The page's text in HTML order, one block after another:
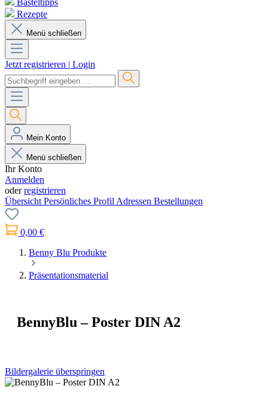
Basteltipps
Rezepte
Menü schließen
Jetzt registrieren | Login
Mein Konto
Menü schließen
Ihr Konto
Anmelden
oderregistrieren
Übersicht Persönliches Profil Adressen Bestellungen
0,00 €
Benny Blu Produkte
Präsentationsmaterial
BennyBlu – Poster DIN A2
Bildergalerie überspringen